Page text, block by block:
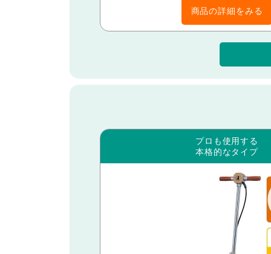
商品の詳細をみる
プロも使用する
本格的なタイプ